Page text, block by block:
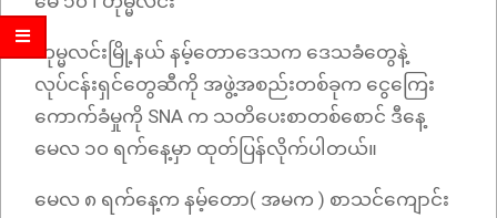
ဟုမ္မလင်းမြို့နယ် နမ့်တောဒေသက ဒေသခံတွေနဲ့
လုပ်ငန်းရှင်တွေဆီကို အဖွဲ့အစည်းတစ်ခုက ငွေကြေး
ကောက်ခံမှုကို SNA က သတိပေးစာတစ်စောင် ဒီနေ့
မေလ ၁၀ ရက်နေ့မှာ ထုတ်ပြန်လိုက်ပါတယ်။
မေလ ၈ ရက်နေ့က နမ့်တော( အမက ) စာသင်ကျောင်း